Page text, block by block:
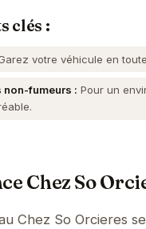
clés :
votre véhicule en
non-fumeurs : Pour un
Chez So
Chez So Orcieres